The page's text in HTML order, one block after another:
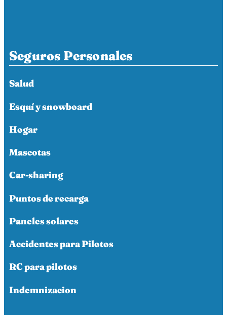
Seguros Personales
Salud
Esquí y snowboard
Hogar
Mascotas
Car-sharing
Puntos de recarga
Paneles solares
Accidentes para Pilotos
RC para pilotos
Indemnizacion